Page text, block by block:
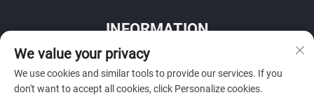
INFORMATION
Inscrivez-vous pour recevoir notre newsletter hebdomadaire
We value your privacy
We use cookies and similar tools to provide our services. If you
don't want to accept all cookies, click Personalize cookies.